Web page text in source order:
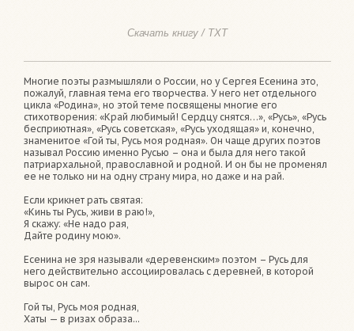
Скачать книгу / TXT
Многие поэты размышляли о России, но у Сергея Есенина это,
пожалуй, главная тема его творчества. У него нет отдельного
цикла «Родина», но этой теме посвящены многие его
стихотворения: «Край любимый! Сердцу снятся…», «Русь», «Русь
бесприютная», «Русь советская», «Русь уходящая» и, конечно,
знаменитое «Гой ты, Русь моя родная». Он чаще других поэтов
называл Россию именно Русью – она и была для него такой
патриархальной, православной и родной. И он бы не променял
ее не только ни на одну страну мира, но даже и на рай.
Если крикнет рать святая:
«Кинь ты Русь, живи в раю!»,
Я скажу: «Не надо рая,
Дайте родину мою».
Есенина не зря называли «деревенским» поэтом – Русь для
него действительно ассоциировалась с деревней, в которой
вырос он сам.
Гой ты, Русь моя родная,
Хаты — в ризах образа...